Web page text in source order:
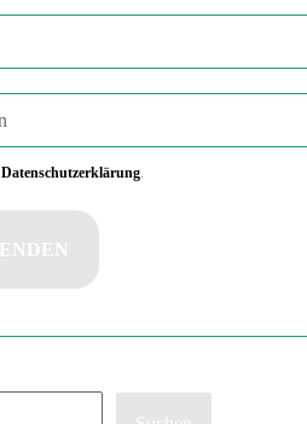
Datenschutzerklärung